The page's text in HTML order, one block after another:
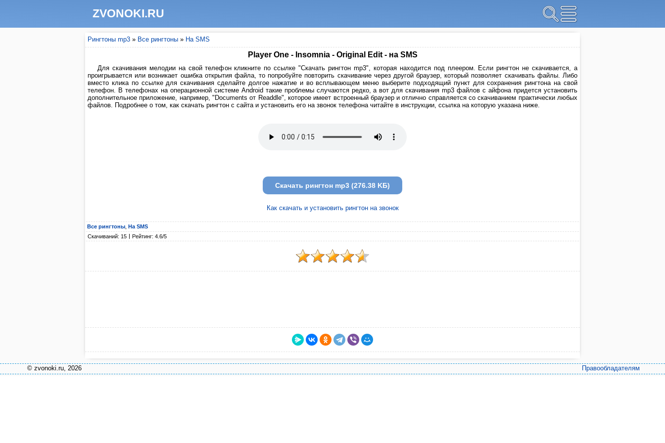
ZVONOKI.RU
Рингтоны mp3 » Все рингтоны » На SMS
Player One - Insomnia - Original Edit - на SMS
Для скачивания мелодии на свой телефон кликните по ссылке "Скачать рингтон mp3", которая находится под плеером. Если рингтон не скачивается, а
проигрывается или возникает ошибка открытия файла, то попробуйте повторить скачивание через другой браузер, который позволяет скачивать файлы. Либо
вместо клика по ссылке для скачивания сделайте долгое нажатие и во всплывающем меню выберите подходящий пункт для сохранения рингтона на свой
телефон. В телефонах на операционной системе Android такие проблемы случаются редко, а вот для скачивания mp3 файлов с айфона придется установить
дополнительное приложение, например, "Documents от Readdle", которое имеет встроенный браузер и отлично справляется со скачиванием практически любых
файлов. Подробнее о том, как скачать рингтон с сайта и установить его на звонок телефона читайте в инструкции, ссылка на которую указана ниже.
Скачать рингтон mp3 (276.38 KБ)
Как скачать и установить рингтон на звонок
Все рингтоны На SMS
Скачиваний: 15
Рейтинг: 4.6/5
© zvonoki.ru, 2026 Правообладателям